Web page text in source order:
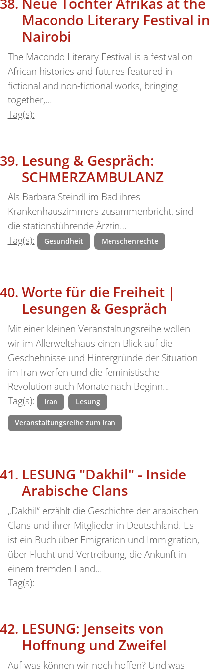
Macondo Literary Festival in
Nairobi
The Macondo Literary Festival is a festival on
African histories and futures featured in
fictional and non-fictional works, bringing
together,…
Tag(s):
Lesung & Gespräch:
SCHMERZAMBULANZ
Als Barbara Steindl im Bad ihres
Krankenhauszimmers zusammenbricht, sind
die stationsführende Ärztin…
Tag(s):
Gesundheit Menschenrechte
Worte für die Freiheit |
Lesungen & Gespräch
Mit einer kleinen Veranstaltungsreihe wollen
wir im Allerweltshaus einen Blick auf die
Geschehnisse und Hintergründe der Situation
im Iran werfen und die feministische
Revolution auch Monate nach Beginn…
Tag(s):
Iran Lesung
Veranstaltungsreihe zum Iran
LESUNG "Dakhil" - Inside
Arabische Clans
„Dakhil“ erzählt die Geschichte der arabischen
Clans und ihrer Mitglieder in Deutschland. Es
ist ein Buch über Emigration und Immigration,
über Flucht und Vertreibung, die Ankunft in
einem fremden Land…
Tag(s):
LESUNG: Jenseits von
Hoffnung und Zweifel
Auf was können wir noch hoffen? Und was